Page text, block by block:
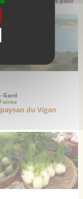
de loisirs
Gard
du Vigan